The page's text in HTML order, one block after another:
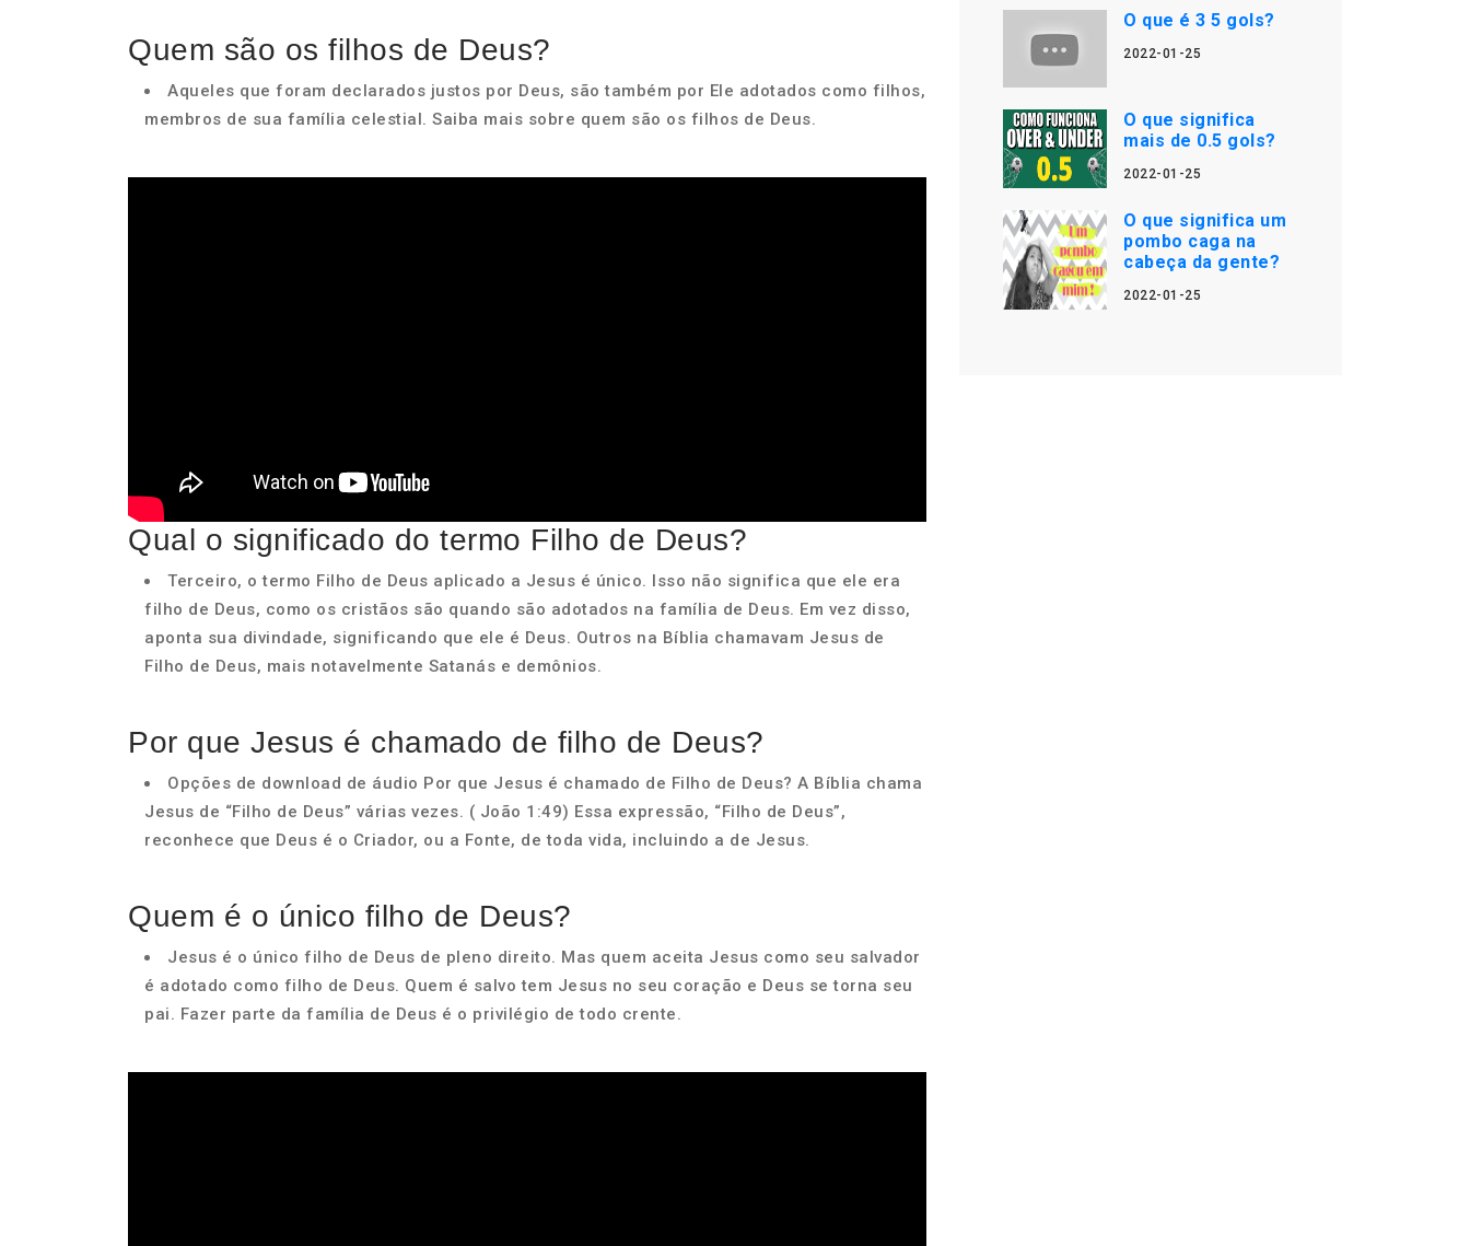
Quem são os filhos de Deus?
Aqueles que foram declarados justos por Deus, são também por Ele adotados como filhos,
membros de sua família celestial. Saiba mais sobre quem são os filhos de Deus.
Qual o significado do termo Filho de Deus?
Terceiro, o termo Filho de Deus aplicado a Jesus é único. Isso não significa que ele era
filho de Deus, como os cristãos são quando são adotados na família de Deus. Em vez disso,
aponta sua divindade, significando que ele é Deus. Outros na Bíblia chamavam Jesus de
Filho de Deus, mais notavelmente Satanás e demônios.
Por que Jesus é chamado de filho de Deus?
Opções de download de áudio Por que Jesus é chamado de Filho de Deus? A Bíblia chama
Jesus de “Filho de Deus” várias vezes. ( João 1:49) Essa expressão, “Filho de Deus”,
reconhece que Deus é o Criador, ou a Fonte, de toda vida, incluindo a de Jesus.
Quem é o único filho de Deus?
Jesus é o único filho de Deus de pleno direito. Mas quem aceita Jesus como seu salvador
é adotado como filho de Deus. Quem é salvo tem Jesus no seu coração e Deus se torna seu
pai. Fazer parte da família de Deus é o privilégio de todo crente.
O que é 3 5 gols?
2022-01-25
O que significa
mais de 0.5 gols?
2022-01-25
O que significa um
pombo caga na
cabeça da gente?
2022-01-25